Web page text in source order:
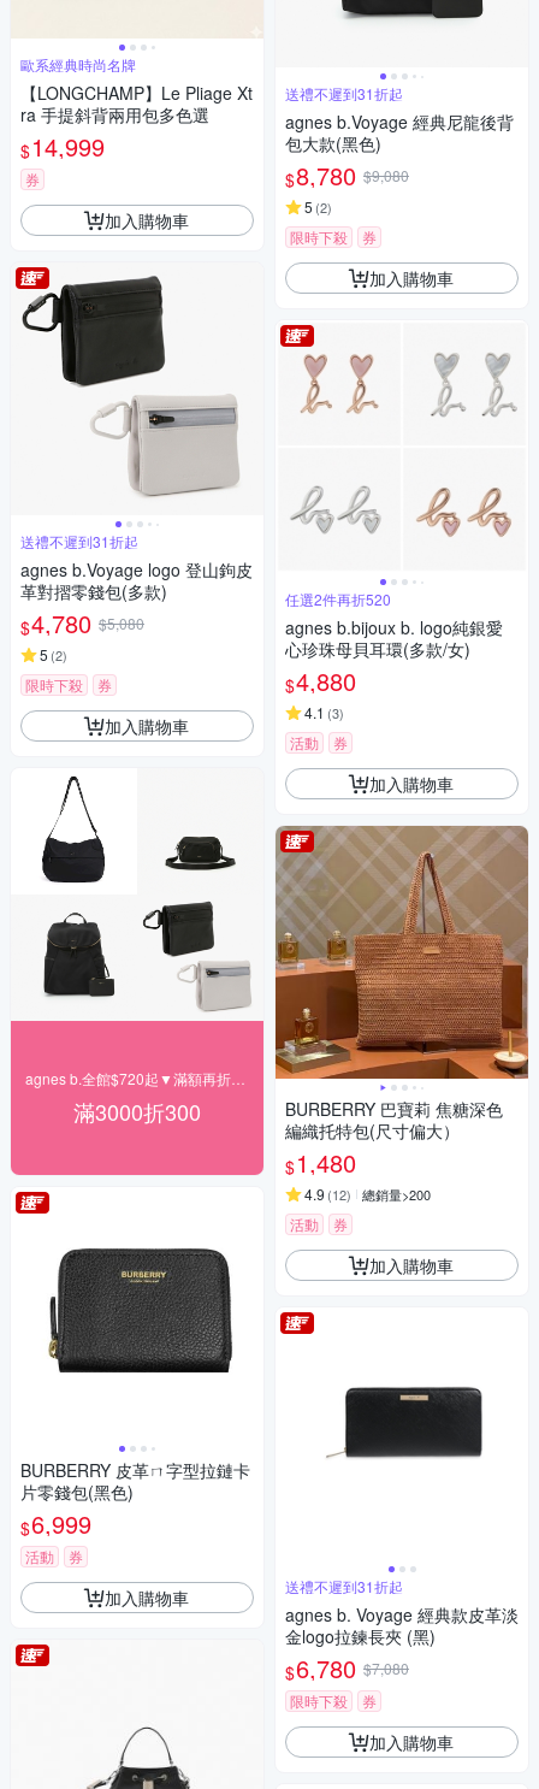
歐系經典時尚名牌
【LONGCHAMP】Le Pliage Xt
ra 手提斜背兩用包多色選
$14,999
券
加入購物車
送禮不遲到31折起
agnes b.Voyage logo 登山鉤皮
革對摺零錢包(多款)
$4,780 $5,080
5 (2)
限時下殺 券
加入購物車
滿3000折300
BURBERRY 皮革ㄇ字型拉鏈卡
片零錢包(黑色)
$6,999
活動 券
加入購物車
送禮不遲到31折起
agnes b.Voyage 經典尼龍後背
包大款(黑色)
$8,780 $9,080
5 (2)
限時下殺 券
加入購物車
任選2件再折520
agnes b.bijoux b. logo純銀愛
心珍珠母貝耳環(多款/女)
$4,880
4.1 (3)
活動 券
加入購物車
BURBERRY 巴寶莉 焦糖深色
編織托特包(尺寸偏大）
$1,480
4.9 (12) 總銷量>200
活動 券
加入購物車
送禮不遲到31折起
agnes b. Voyage 經典款皮革淡
金logo拉鍊長夾 (黑)
$6,780 $7,080
限時下殺
券
加入購物車